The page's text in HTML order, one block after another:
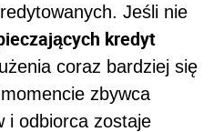
Jeśli nie
kredyt
coraz bardziej się
zbywca
i odbiorca zostaje